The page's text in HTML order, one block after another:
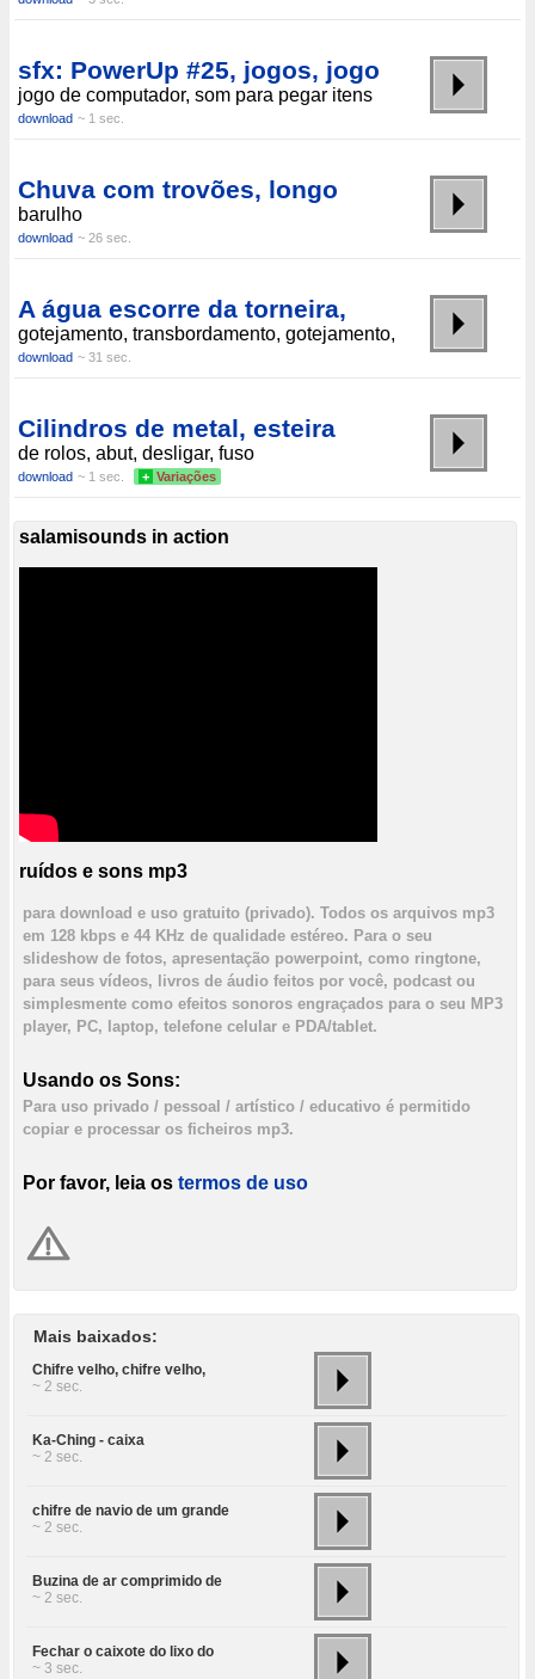
sfx: PowerUp #25, jogos, jogo
jogo de computador, som para pegar itens
download ~ 1 sec.
Chuva com trovões, longo
barulho
download ~ 26 sec.
A água escorre da torneira,
gotejamento, transbordamento, gotejamento,
download ~ 31 sec.
Cilindros de metal, esteira
de rolos, abut, desligar, fuso
download ~ 1 sec. + Variações
salamisounds in action
ruídos e sons mp3
para download e uso gratuito (privado). Todos os arquivos mp3
em 128 kbps e 44 KHz de qualidade estéreo. Para o seu
slideshow de fotos, apresentação powerpoint, como ringtone,
para seus vídeos, livros de áudio feitos por você, podcast ou
simplesmente como efeitos sonoros engraçados para o seu MP3
player, PC, laptop, telefone celular e PDA/tablet.
Usando os Sons:
Para uso privado / pessoal / artístico / educativo é permitido
copiar e processar os ficheiros mp3.
Por favor, leia os termos de uso
Mais baixados:
Chifre velho, chifre velho,
~ 2 sec.
Ka-Ching - caixa
~ 2 sec.
chifre de navio de um grande
~ 2 sec.
Buzina de ar comprimido de
~ 2 sec.
Fechar o caixote do lixo do
~ 3 sec.